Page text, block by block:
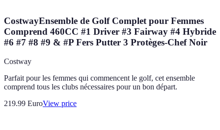
CostwayEnsemble de Golf Complet pour Femmes
Comprend 460CC #1 Driver #3 Fairway #4 Hybride
#6 #7 #8 #9 & #P Fers Putter 3 Protèges-Chef Noir
Costway
Parfait pour les femmes qui commencent le golf, cet ensemble
comprend tous les clubs nécessaires pour un bon départ.
219.99 EuroView price